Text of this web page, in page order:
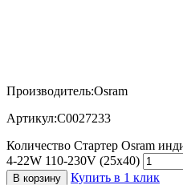
Производитель:Osram
Артикул:C0027233
Количество Стартер Osram
4-22W 110-230V (25х40)
В корзину Купить в 1 клик